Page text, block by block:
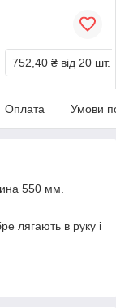
752,40 ₴ від 20 шт.
Оплата Умови
550 мм.
лягають в руку і